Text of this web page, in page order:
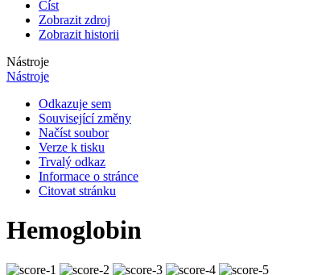
Číst
Zobrazit zdroj
Zobrazit historii
Nástroje
Nástroje
Odkazuje sem
Související změny
Načíst soubor
Verze k tisku
Trvalý odkaz
Informace o stránce
Citovat stránku
Hemoglobin